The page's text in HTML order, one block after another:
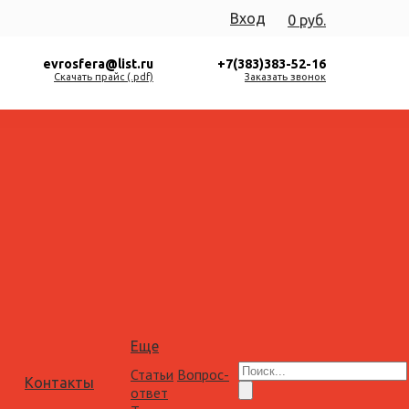
0 руб.
Вход
evrosfera@list.ru
Скачать прайс (.pdf)
+7(383)383-52-16
Заказать звонок
Контакты
Еще
Статьи Вопрос-
ответ